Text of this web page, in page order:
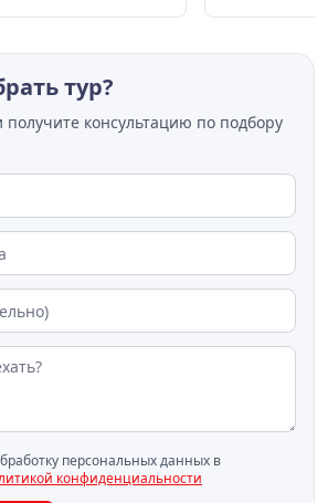
тур?
получите консультацию по подбору
персональных данных в
конфиденциальности